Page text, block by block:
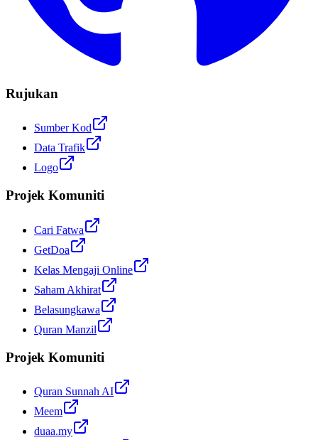
Rujukan
Sumber Kod
Data Trafik
Logo
Projek Komuniti
Cari Fatwa
GetDoa
Kelas Mengaji Online
Saham Akhirat
Belasungkawa
Quran Manzil
Projek Komuniti
Quran Sunnah AI
Meem
duaa.my